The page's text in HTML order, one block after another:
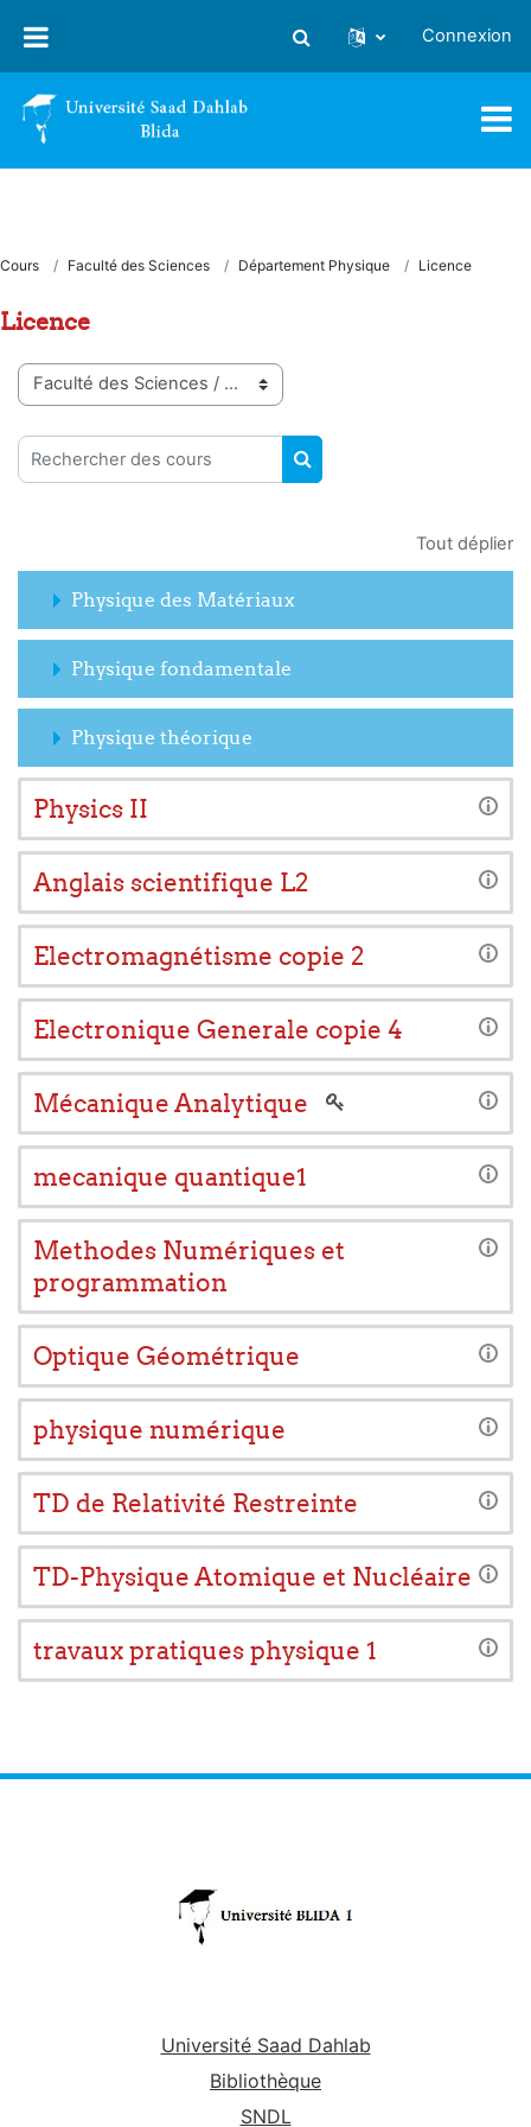
Activer/désactiver la saisie
Connexion
Cours Faculté des Sciences Département Physique Licence
Licence
Catégories de cours
Rechercher des cours
RECHERCHER DES
Tout déplier
Physique des Matériaux
Physique fondamentale
Physique théorique
Physics II
Anglais scientifique L2
Electromagnétisme copie 2
Electronique Generale copie 4
Mécanique Analytique
mecanique quantique1
Methodes Numériques et
programmation
Optique Géométrique
physique numérique
TD de Relativité Restreinte
TD-Physique Atomique et Nucléaire
travaux pratiques physique 1
Université Saad Dahlab
Bibliothèque
SNDL